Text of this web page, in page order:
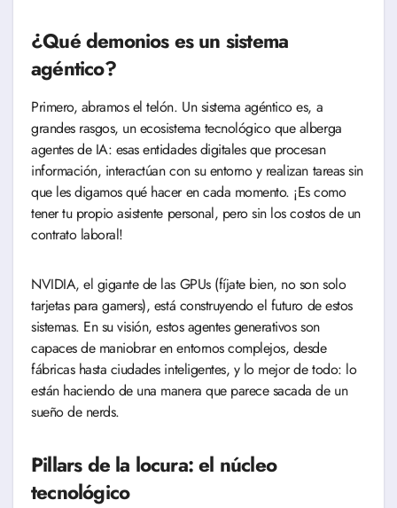
¿Qué demonios es un sistema
agéntico?
Primero, abramos el telón. Un sistema agéntico es, a
grandes rasgos, un ecosistema tecnológico que alberga
agentes de IA: esas entidades digitales que procesan
información, interactúan con su entorno y realizan tareas sin
que les digamos qué hacer en cada momento. ¡Es como
tener tu propio asistente personal, pero sin los costos de un
contrato laboral!
NVIDIA, el gigante de las GPUs (fíjate bien, no son solo
tarjetas para gamers), está construyendo el futuro de estos
sistemas. En su visión, estos agentes generativos son
capaces de maniobrar en entornos complejos, desde
fábricas hasta ciudades inteligentes, y lo mejor de todo: lo
están haciendo de una manera que parece sacada de un
sueño de nerds.
Pillars de la locura: el núcleo
tecnológico